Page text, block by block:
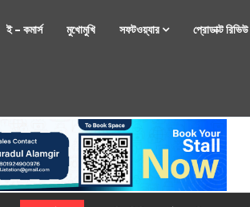
ই – কমার্স মুখোমুখি সফটওয়্যার প্রোডাক্ট রিভিউ